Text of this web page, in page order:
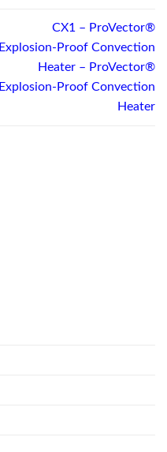
CX1 – ProVector®
Explosion-Proof Convection
Heater – ProVector®
Explosion-Proof Convection
Heater